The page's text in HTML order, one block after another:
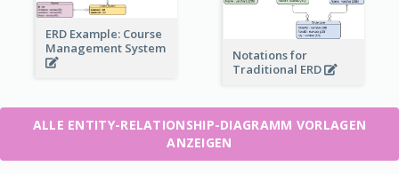
ERD Example: Course
Management System
Notations for
Traditional ERD
ALLE ENTITY-RELATIONSHIP-DIAGRAMM VORLAGEN
ANZEIGEN